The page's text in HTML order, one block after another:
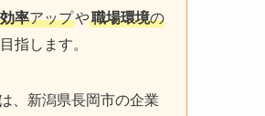
率アップや職場環境の
指します。
、新潟県長岡市の企業